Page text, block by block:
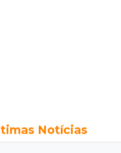
Notícias